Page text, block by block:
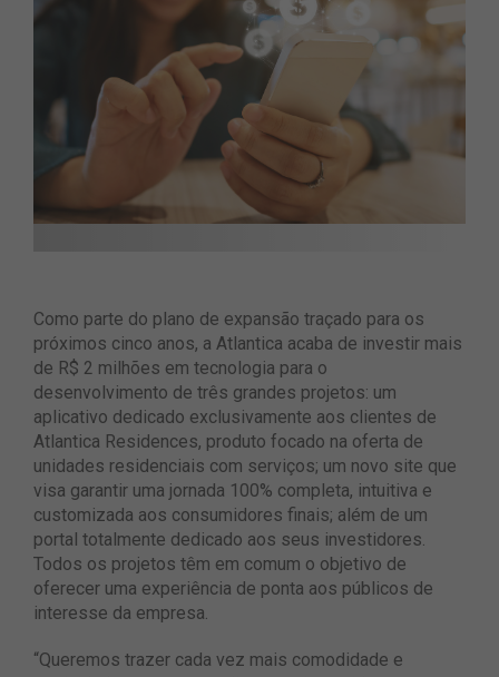
Como parte do plano de expansão traçado para os
próximos cinco anos, a Atlantica acaba de investir mais
de R$ 2 milhões em tecnologia para o
desenvolvimento de três grandes projetos: um
aplicativo dedicado exclusivamente aos clientes de
Atlantica Residences, produto focado na oferta de
unidades residenciais com serviços; um novo site que
visa garantir uma jornada 100% completa, intuitiva e
customizada aos consumidores finais; além de um
portal totalmente dedicado aos seus investidores.
Todos os projetos têm em comum o objetivo de
oferecer uma experiência de ponta aos públicos de
interesse da empresa.
“Queremos trazer cada vez mais comodidade e